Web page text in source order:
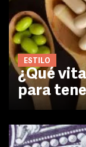
ESTILO
¿Qué
para